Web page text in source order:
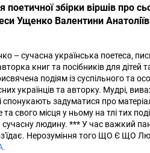
збірки віршів про
Ущенко Валентини
– сучасна українська поетеса,
книг та посібників для дітей
подіям із суспільного та
українців та авторку. Мудрі,
спонукають задуматися про
свого місця у ньому на тлі тих
людину. *** У час важкий
Нерозуміння того ЩО Є ЩО